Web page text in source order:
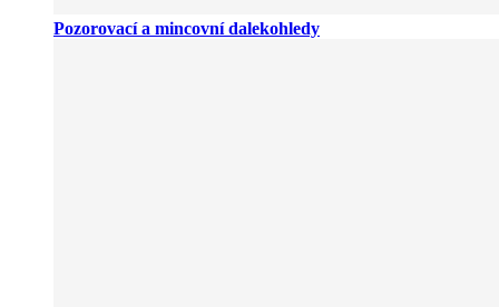
Pozorovací a mincovní dalekohledy